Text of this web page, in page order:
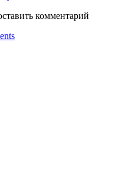
комментарий